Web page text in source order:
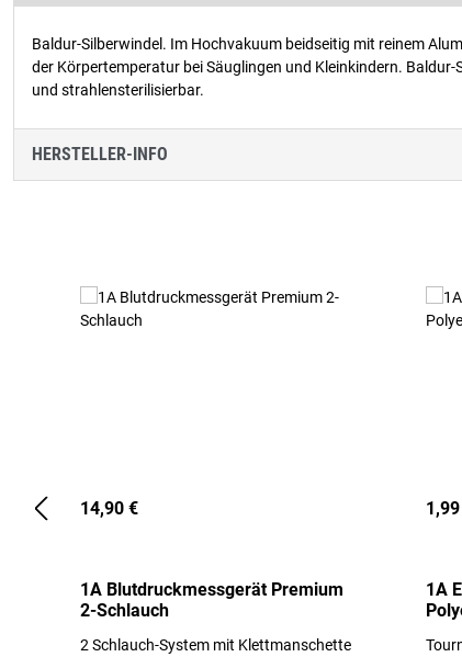
Baldur-Silberwindel. Im Hochvakuum beidseitig mit reinem
der Körpertemperatur bei Säuglingen und Kleinkindern.
und strahlensterilisierbar.
HERSTELLER-INFO
14,90 €
1A Blutdruckmessgerät Premium
2-Schlauch
2 Schlauch-System mit Klettmanschette
1A